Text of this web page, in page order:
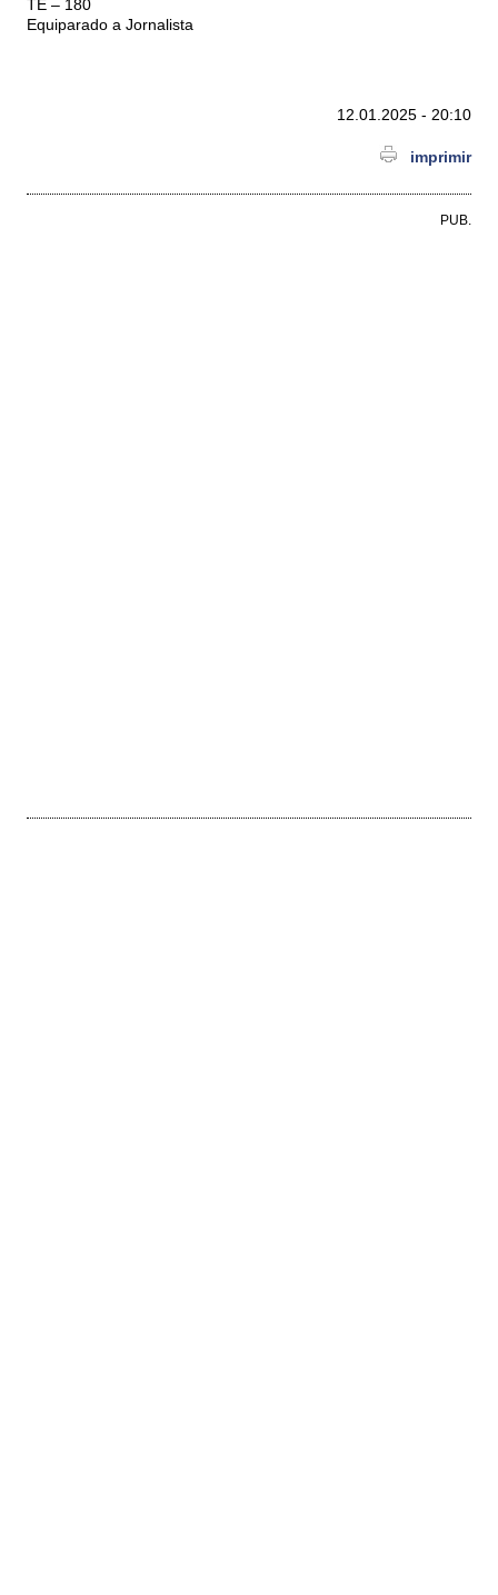
TE – 180
Equiparado a Jornalista
12.01.2025 - 20:10
imprimir
PUB.